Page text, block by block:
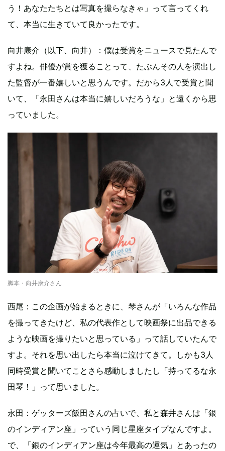
う！あなたたちとは写真を撮らなきゃ」って言ってくれ
て、本当に生きていて良かったです。
向井康介（以下、向井）：僕は受賞をニュースで見たんで
すよね。俳優が賞を獲ることって、たぶんその人を演出し
た監督が一番嬉しいと思うんです。だから3人で受賞と聞
いて、「永田さんは本当に嬉しいだろうな」と遠くから思
っていました。
脚本・向井康介さん
西尾：この企画が始まるときに、琴さんが「いろんな作品
を撮ってきたけど、私の代表作として映画祭に出品できる
ような映画を撮りたいと思っている」って話していたんで
すよ。それを思い出したら本当に泣けてきて。しかも3人
同時受賞と聞いてことさら感動しましたし「持ってるな永
田琴！」って思いました。
永田：ゲッターズ飯田さんの占いで、私と森井さんは「銀
のインディアン座」っていう同じ星座タイプなんですよ。
で、「銀のインディアン座は今年最高の運気」とあったの